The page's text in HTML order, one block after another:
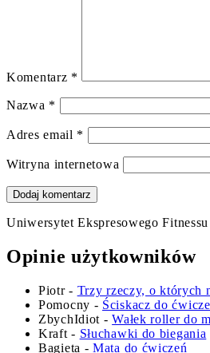
Komentarz *
Nazwa *
Adres email *
Witryna internetowa
Uniwersytet Ekspresowego
Opinie użytkowników
Piotr- Trzy rzeczy, o których
Pomocny - Ściskacz do
ZbychIdiot -Wałek roller do
Kraft - Słuchawki do biegania
Bagieta -Mata do ćwiczeń